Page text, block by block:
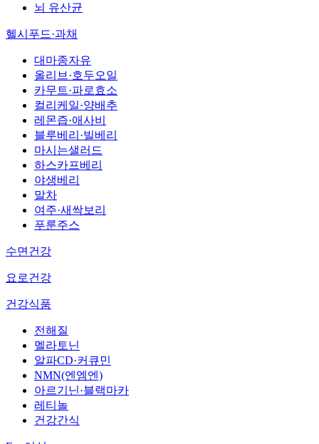
뇌 유산균
헬시푸드·과채
대마종자유
올리브·호두오일
카무트·파로효소
컬리케일·양배추
레몬즙·애사비
블루베리·빌베리
마시는샐러드
하스카프베리
야생베리
말차
여주·새싹보리
푸룬주스
수면건강
요로건강
건강식품
전해질
멜라토닌
알파CD·커큐민
NMN(엔엠엔)
아르기닌·블랙마카
레티놀
건강간식